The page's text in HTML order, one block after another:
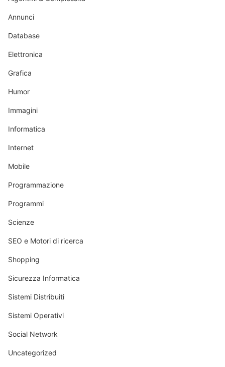
Annunci
Database
Elettronica
Grafica
Humor
Immagini
Informatica
Internet
Mobile
Programmazione
Programmi
Scienze
SEO e Motori di ricerca
Shopping
Sicurezza Informatica
Sistemi Distribuiti
Sistemi Operativi
Social Network
Uncategorized